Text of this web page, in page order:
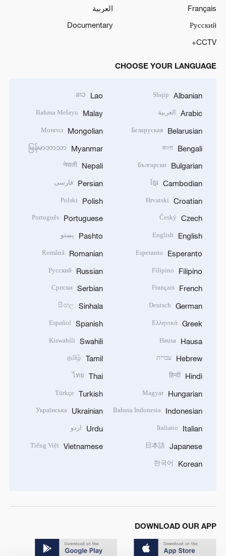
Français
العربية
Русский
Documentary
CCTV+
CHOOSE YOUR LANGUAGE
Albanian
Shqip
Arabic العربية
Belarusian
Беларуская
Bengali
বাংলা
Bulgarian
Български
Cambodian
ខ្មែរ
Croatian
Hrvatski
Czech
Český
English
English
Esperanto
Esperanto
Filipino
Filipino
French
Français
German
Deutsch
Greek
Ελληνικά
Hausa
Hausa
Hebrew עברית
Hindi
हिन्दी
Hungarian
Magyar
Indonesian
Bahasa Indonesia
Italian
Italiano
Japanese
日本語
Korean
한국어
Lao
ລາວ
Malay
Bahasa Melayu
Mongolian
Монгол
Myanmar
မြန်မာဘာသာ
Nepali
नेपाली
Persian فارسی
Polish
Polski
Portuguese
Português
Pashto پښتو
Romanian
Română
Russian
Русский
Serbian
Српски
Sinhala
සිංහල
Spanish
Español
Swahili
Kiswahili
Tamil
தமிழ்
Thai
ไทย
Turkish
Türkçe
Ukrainian
Українська
Urdu اردو
Vietnamese
Tiếng Việt
DOWNLOAD OUR APP